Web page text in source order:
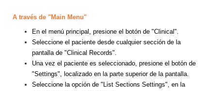
A través de "Main Menu"
En el menú principal, presione el botón de "Clinical".
Seleccione el paciente desde cualquier sección de la
pantalla de "Clinical Records".
Una vez el paciente es seleccionado, presione el botón de
"Settings", localizado en la parte superior de la pantalla.
Seleccione la opción de "List Sections Settings", en la